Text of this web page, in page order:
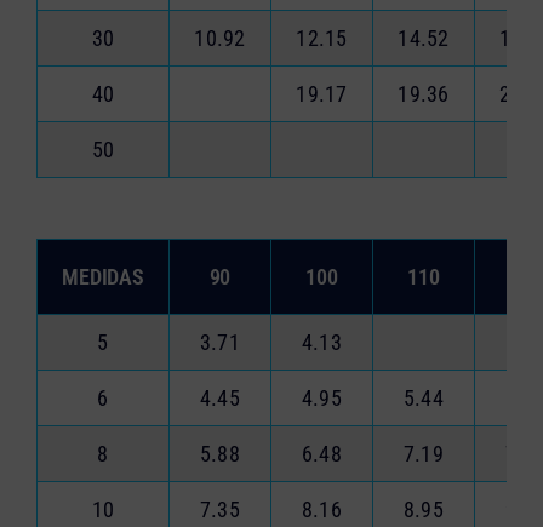
30 10.92 12.15 14.52
40 19.17 19.36
50
MEDIDAS 90 100 110
5 3.71 4.13
6 4.45 4.95 5.44
8 5.88 6.48 7.19
10 7.35 8.16 8.95